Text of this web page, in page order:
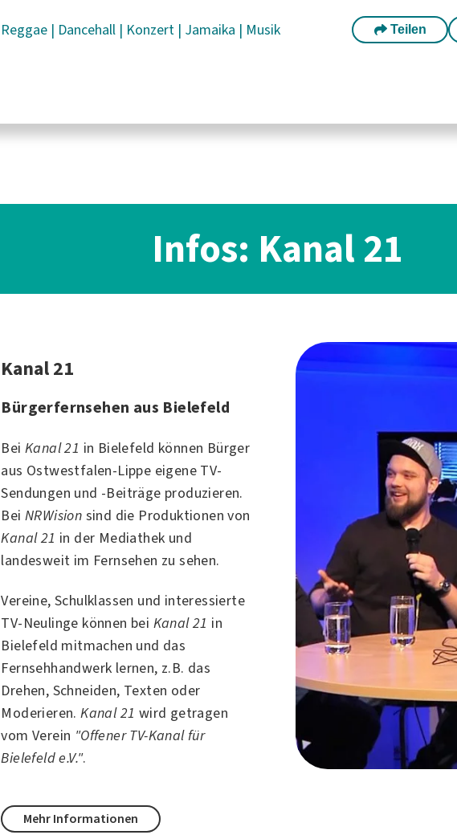
Reggae | Dancehall | Konzert | Jamaika | Musik Teilen
Infos: Kanal 21
Kanal 21
Bürgerfernsehen aus Bielefeld
BeiKanal 21 in Bielefeld können Bürger
aus Ostwestfalen-Lippe eigene TV-
Sendungen und -Beiträge produzieren.
BeiNRWision sind die Produktionen von
Kanal 21 in der Mediathek und
landesweit im Fernsehen zu sehen.
Vereine, Schulklassen und interessierte
TV-Neulinge können bei Kanal 21 in
Bielefeld mitmachen und das
Fernsehhandwerk lernen, z.B. das
Drehen, Schneiden, Texten oder
Moderieren.Kanal 21 wird getragen
vom Verein "Offener TV-Kanal für
Bielefeld e.V.".
Mehr Informationen